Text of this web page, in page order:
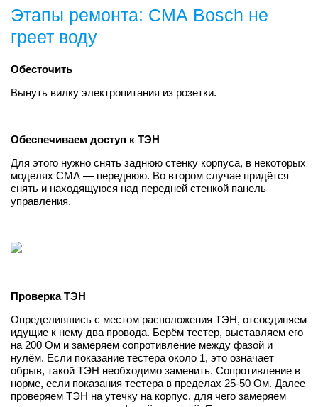
Этапы ремонта: СМА Bosch не
греет воду
Обесточить
Вынуть вилку электропитания из розетки.
Обеспечиваем доступ к ТЭН
Для этого нужно снять заднюю стенку корпуса, в некоторых
моделях СМА — переднюю. Во втором случае придётся
снять и находящуюся над передней стенкой панель
управления.
Проверка ТЭН
Определившись с местом расположения ТЭН, отсоединяем
идущие к нему два провода. Берём тестер, выставляем его
на 200 Ом и замеряем сопротивление между фазой и
нулём. Если показание тестера около 1, это означает
обрыв, такой ТЭН необходимо заменить. Сопротивление в
норме, если показания тестера в пределах 25-50 Ом. Далее
проверяем ТЭН на утечку на корпус, для чего замеряем